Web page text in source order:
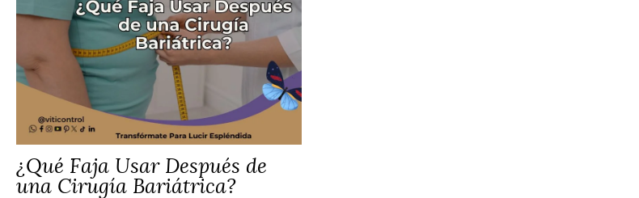
¿Qué Faja Usar Después de
una Cirugía Bariátrica?